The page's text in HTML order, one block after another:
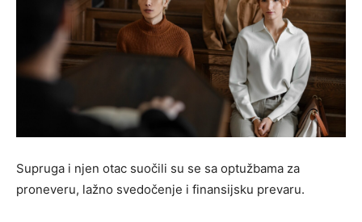
Supruga i njen otac suočili su se sa optužbama za
proneveru, lažno svedočenje i finansijsku prevaru.